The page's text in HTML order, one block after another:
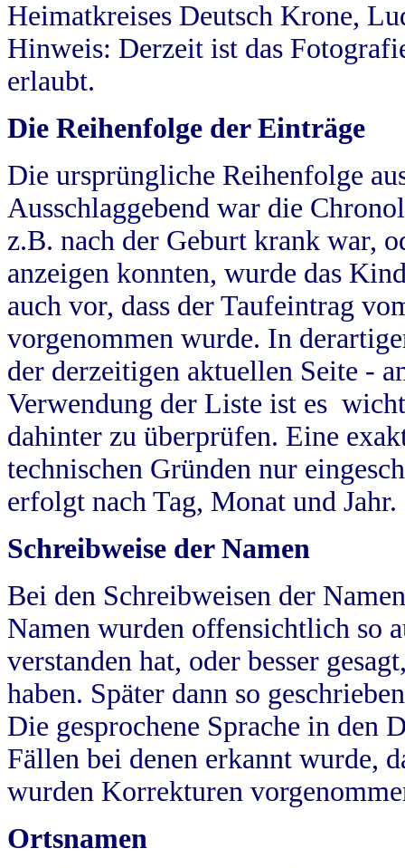
Heimatkreises Deutsch Krone,
Hinweis: Derzeit ist das
erlaubt.
Die Reihenfolge der Einträge
Die ursprüngliche Reihenfolge
Ausschlaggebend war die
z.B. nach der Geburt krank war,
anzeigen konnten, wurde das
auch vor, dass der Taufeintrag
vorgenommen wurde. In
der derzeitigen aktuellen Seite -
Verwendung der Liste ist es
dahinter zu überprüfen. Eine
technischen Gründen nur
erfolgt nach Tag, Monat und Jahr.
Schreibweise der Namen
Bei den Schreibweisen der
Namen wurden offensichtlich so
verstanden hat, oder besser
haben. Später dann so
Die gesprochene Sprache in
Fällen bei denen erkannt wurde,
wurden Korrekturen
Ortsnamen